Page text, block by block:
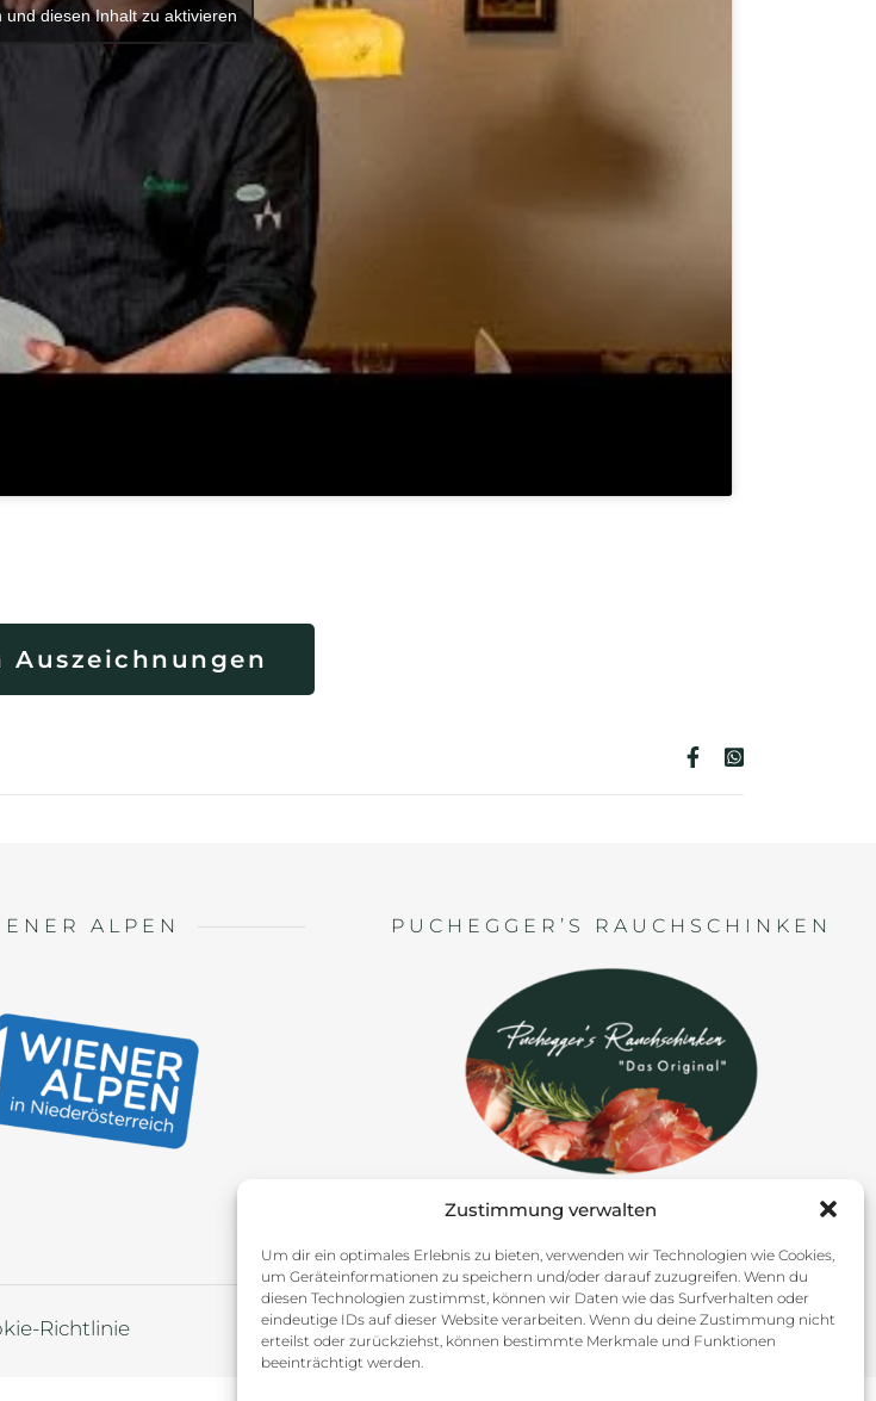
Zustimmung verwalten
Um dir ein optimales Erlebnis zu bieten, verwenden wir Technologien wie Cookies,
um Geräteinformationen zu speichern und/oder darauf zuzugreifen. Wenn du
diesen Technologien zustimmst, können wir Daten wie das Surfverhalten oder
eindeutige IDs auf dieser Website verarbeiten. Wenn du deine Zustimmung nicht
erteilst oder zurückziehst, können bestimmte Merkmale und Funktionen
beeinträchtigt werden.
und diesen Inhalt zu aktivieren
Auszeichnungen
ALPEN PUCHEGGER’S RAUCHSCHINKEN
Richtlinie